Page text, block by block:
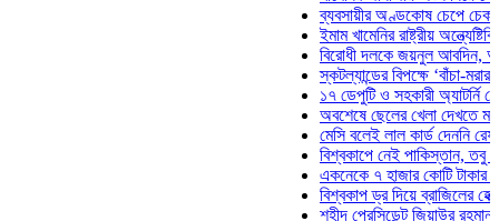
ব্যবসায়ীর অণ্ডকোষ চেপে চেক-
ইমাম খামেনির রাষ্ট্রীয়
বিরোধী দলকে জয়নুল আবদিন,
স্কটল্যান্ডের বিপক্ষে ‘বাঁচা-মরার
১৭ ডেপুটি ও সহকারী অ্যাটর্নি
অবশেষে ছেলের খেলা দেখতে মাঠে
মেসি বলেই লাল কার্ড দেননি রেফারি!
বিশ্বকাপে নেই পাকিস্তান, তবু
একনেকে ৭ হাজার কোটি টাকার ৫
বিশ্বকাপ ড্র দিয়ে ব্রাজিলের হেক্সা
শহীদ প্রেসিডেন্ট জিয়াউর রহমান